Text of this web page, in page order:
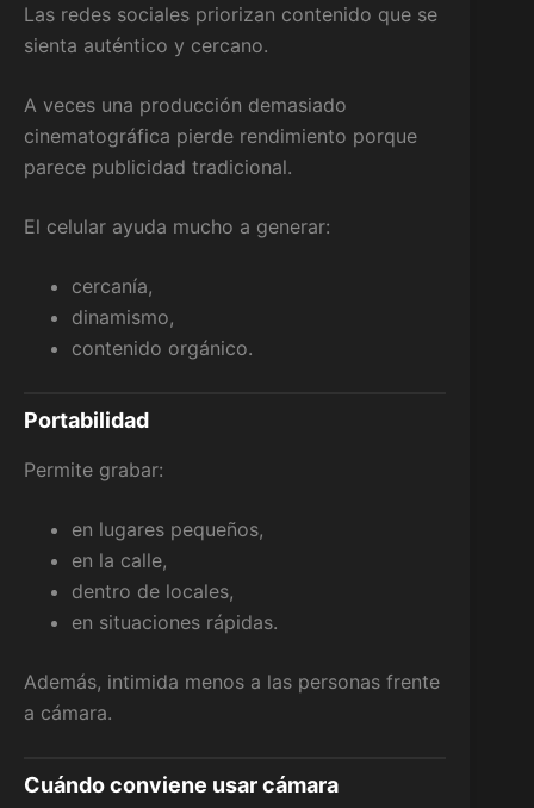
Las redes sociales priorizan contenido que se
sienta auténtico y cercano.
A veces una producción demasiado
cinematográfica pierde rendimiento porque
parece publicidad tradicional.
El celular ayuda mucho a generar:
cercanía,
dinamismo,
contenido orgánico.
Portabilidad
Permite grabar:
en lugares pequeños,
en la calle,
dentro de locales,
en situaciones rápidas.
Además, intimida menos a las personas frente
a cámara.
Cuándo conviene usar cámara